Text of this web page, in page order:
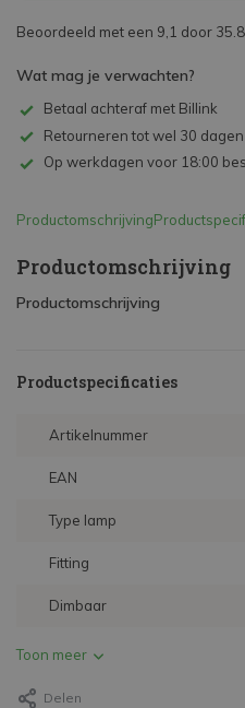
Beoordeeld met een 9,1 door
Wat mag je verwachten?
Betaal achteraf met Billink
Retourneren tot wel 30
Op werkdagen voor 18:00
Productomschrijving
Productomschrijving
Productomschrijving
Productspecificaties
Artikelnummer
EAN
Type lamp
Fitting
Dimbaar
Toon meer
Delen